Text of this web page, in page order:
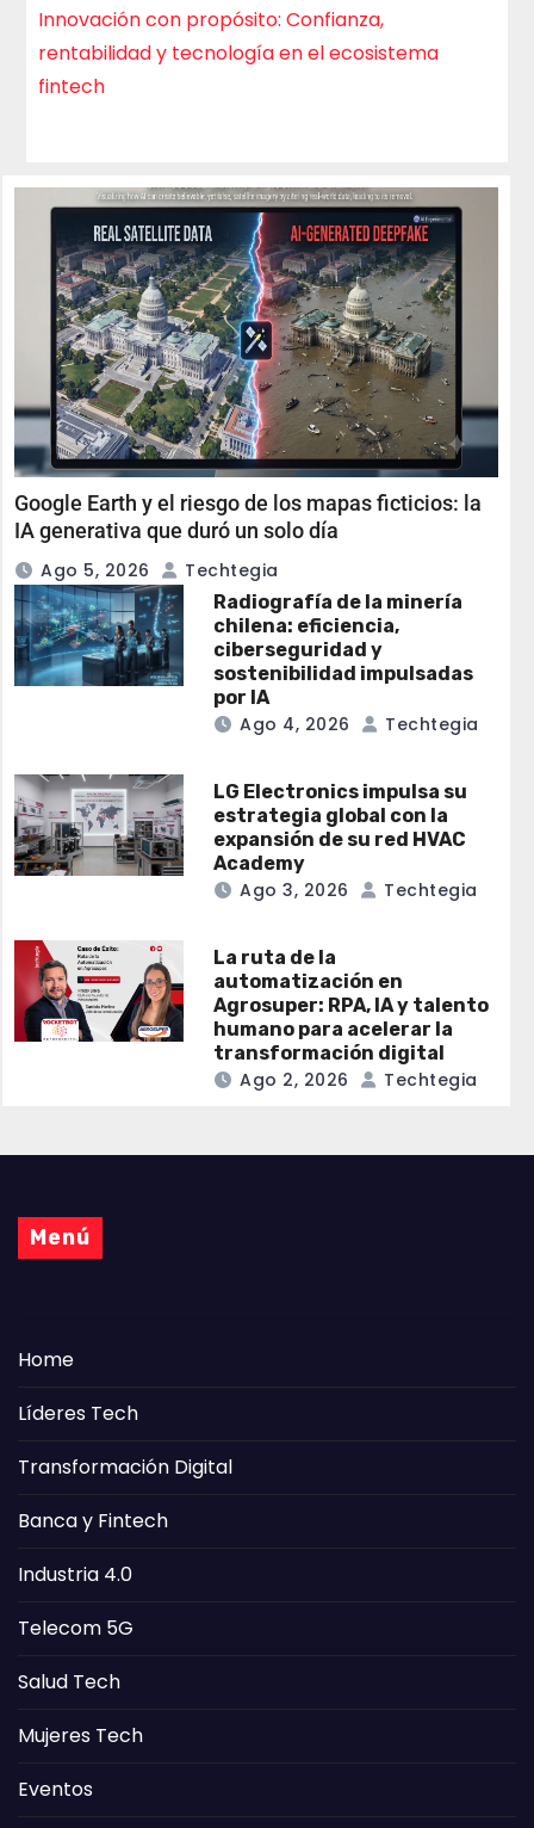
Innovación con propósito: Confianza,
rentabilidad y tecnología en el ecosistema
fintech
Google Earth y el riesgo de los mapas ficticios: la
IA generativa que duró un solo día
Ago 5, 2026 Techtegia
Radiografía de la minería
chilena: eficiencia,
ciberseguridad y
sostenibilidad impulsadas
por IA
Ago 4, 2026 Techtegia
LG Electronics impulsa su
estrategia global con la
expansión de su red HVAC
Academy
Ago 3, 2026 Techtegia
La ruta de la
automatización en
Agrosuper: RPA, IA y talento
humano para acelerar la
transformación digital
Ago 2, 2026 Techtegia
Menú
Home
Líderes Tech
Transformación Digital
Banca y Fintech
Industria 4.0
Telecom 5G
Salud Tech
Mujeres Tech
Eventos